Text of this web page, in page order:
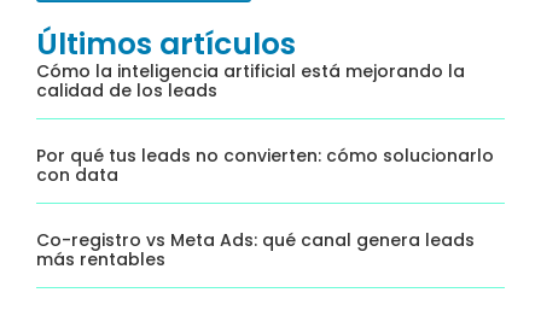
Últimos artículos
Cómo la inteligencia artificial está mejorando la
calidad de los leads
Por qué tus leads no convierten: cómo solucionarlo
con data
Co-registro vs Meta Ads: qué canal genera leads
más rentables